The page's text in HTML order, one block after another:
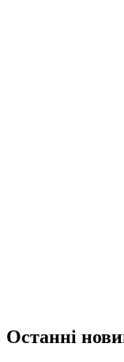
Останні